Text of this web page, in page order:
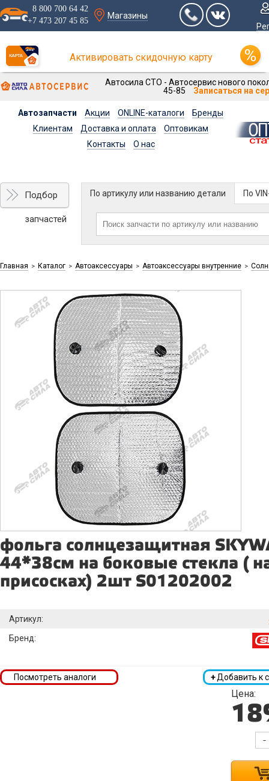
8 800 700 64 42
+7 473 207 45 85
Магазины
Активировать скидочную карту
Автосила СТО - Автосервис нового
45-85
Записаться на
Автозапчасти Акции ONLINE-каталоги
Бренды
Клиентам
Доставка и оплата
Оптовикам
Контакты
О нас
Подбор
запчастей
По артикулу или названию детали По
Главная > Каталог > Автоаксессуары > Автоаксессуары внутренние >
фольга солнцезащитная
44*38см на боковые стекла (
присосках) 2шт S01202002
Артикул:
Бренд:
+Добавить к
Посмотреть аналоги
Цена:
-